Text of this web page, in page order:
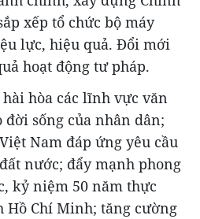
xếp tổ chức bộ máy
lực, hiệu quả. Đổi mới
hoạt động tư pháp.
hòa các lĩnh vực văn
đời sống của nhân dân;
Nam đáp ứng yêu cầu
nước; đẩy mạnh phong
kỷ niệm 50 năm thực
Hồ Chí Minh; tăng cường